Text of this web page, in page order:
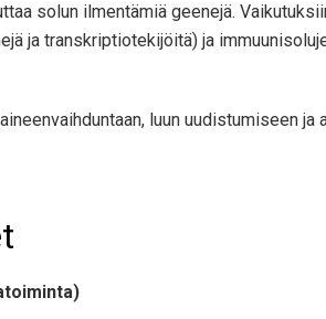
solun ilmentämiä geenejä.
ja transkriptiotekijöitä) ja
luun uudistumiseen ja